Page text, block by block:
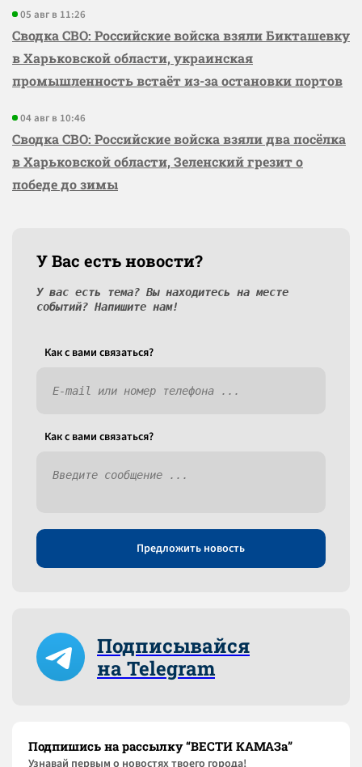
05 авг в 11:26
Сводка СВО: Российские войска взяли Бикташевку
в Харьковской области, украинская
промышленность встаёт из-за остановки портов
04 авг в 10:46
Сводка СВО: Российские войска взяли два посёлка
в Харьковской области, Зеленский грезит о
победе до зимы
У Вас есть новости?
У вас есть тема? Вы находитесь на месте
событий? Напишите нам!
Как c вами связаться?
Как c вами связаться?
Предложить новость
Подписывайся
на Telegram
Подпишись на рассылку “ВЕСТИ КАМАЗа”
Узнaвай первым о новостях твоего города!